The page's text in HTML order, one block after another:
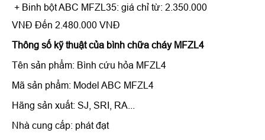
+ Binh bột ABC MFZL35: giá chỉ từ: 2.350.000
VNĐ Đến 2.480.000 VNĐ
Thông số kỹ thuật của bình chữa cháy MFZL4
Tên sản phẩm: Bình cứu hỏa MFZL4
Mã sản phẩm: Model ABC MFZL4
Hãng sản xuất: SJ, SRI, RA...
Nhà cung cấp: phát đạt